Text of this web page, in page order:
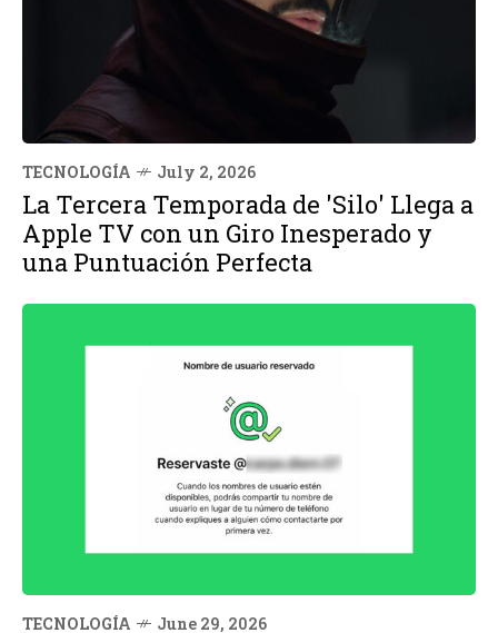
TECNOLOGÍA July 2, 2026
La Tercera Temporada de 'Silo' Llega a
Apple TV con un Giro Inesperado y
una Puntuación Perfecta
TECNOLOGÍA June 29, 2026